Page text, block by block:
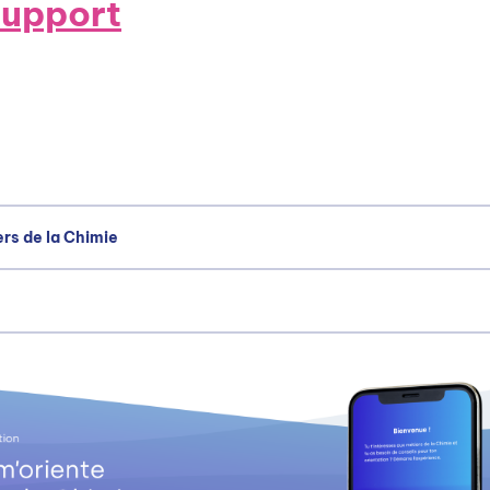
de la Chimie